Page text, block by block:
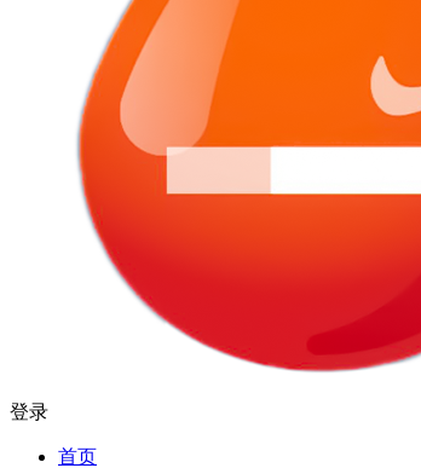
登录
首页